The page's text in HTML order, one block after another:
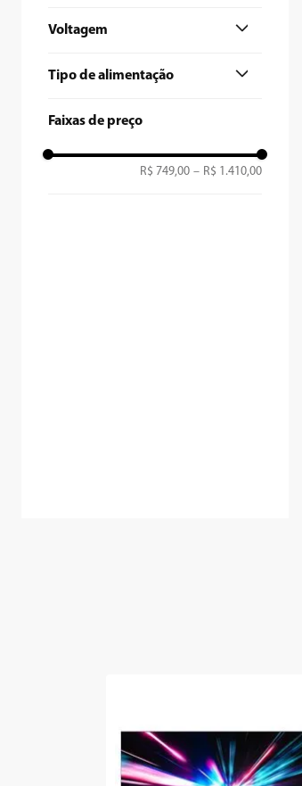
Voltagem
Tipo de alimentação
Faixas de preço
R$ 749,00 – R$ 1.410,00